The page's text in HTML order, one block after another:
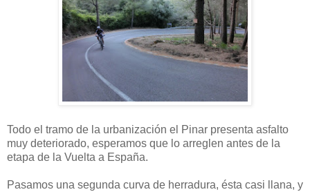
Todo el tramo de la urbanización el Pinar presenta asfalto
muy deteriorado, esperamos que lo arreglen antes de la
etapa de la Vuelta a España.
Pasamos una segunda curva de herradura, ésta casi llana, y